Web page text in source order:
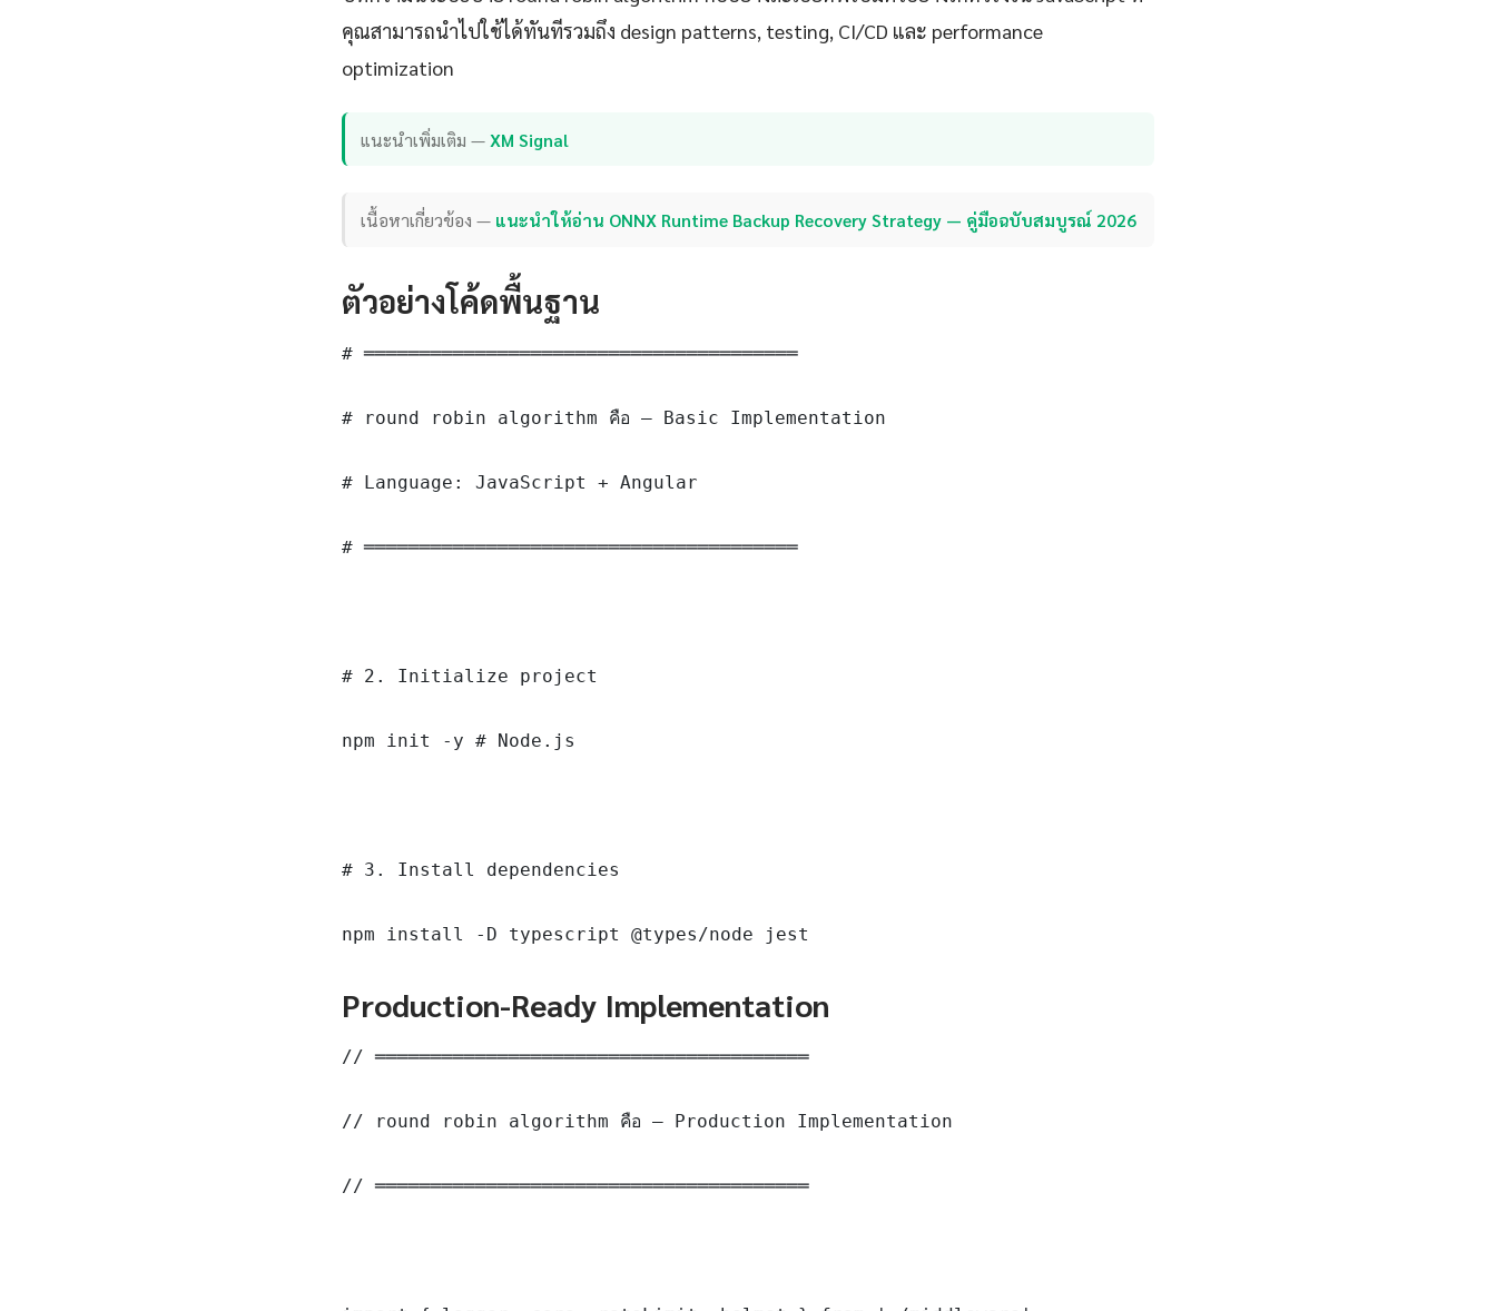
คุณสามารถนำไปใช้ได้ทันทีรวมถึง design patterns, testing, CI/CD และ performance
optimization
แนะนำเพิ่มเติม —XM Signal
เนื้อหาเกี่ยวข้อง — แนะนำให้อ่าน ONNX Runtime Backup Recovery Strategy — คู่มือฉบับสมบูรณ์ 2026
ตัวอย่างโค้ดพื้นฐาน
# ═══════════════════════════════════════
# round robin algorithm คือ — Basic Implementation
# Language: JavaScript + Angular
# ═══════════════════════════════════════
# 2. Initialize project
npm init -y # Node.js
# 3. Install dependencies
npm install -D typescript @types/node jest
Production-Ready Implementation
// ═══════════════════════════════════════
// round robin algorithm คือ — Production Implementation
// ═══════════════════════════════════════